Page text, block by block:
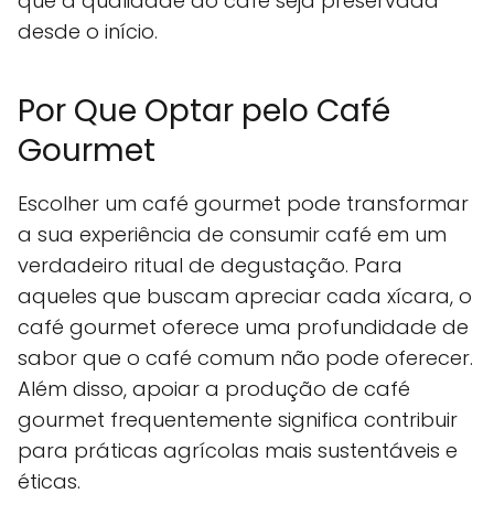
desde o início.
Por Que Optar pelo Café
Gourmet
Escolher um café gourmet pode transformar
a sua experiência de consumir café em um
verdadeiro ritual de degustação. Para
aqueles que buscam apreciar cada xícara, o
café gourmet oferece uma profundidade de
sabor que o café comum não pode oferecer.
Além disso, apoiar a produção de café
gourmet frequentemente significa contribuir
para práticas agrícolas mais sustentáveis e
éticas.